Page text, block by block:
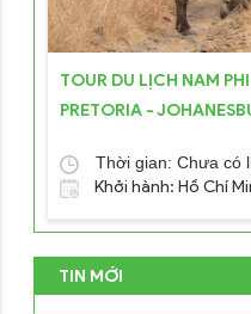
TOUR DU LỊCH NAM
PRETORIA -
Thời gian: Chưa có
Khởi hành: Hồ Chí
TIN MỚI